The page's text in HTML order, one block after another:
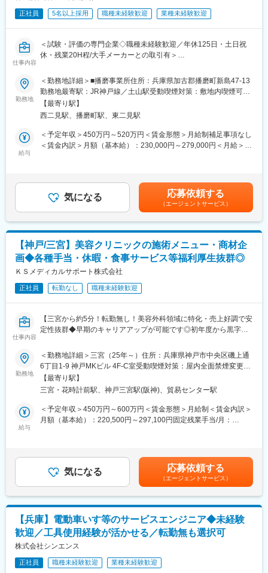
り、化学試験と物性試験（名7名）で担当が分かれています。今回
・社会貢献…発電所、航空機、自動車などでは、部材が破損する
と大きな事故に繋がり、多くの人命が危険に晒されてしまいま
同社の仕事は社会に必要不可欠なものです。
・材料試験の面白み…一口に材料といっても、その特徴や性質は
多岐にわたります。一見同じような材料でも、少し組成が変わっ
たり、介在物を含んだりすることで、全く異なる性質を示しま
力です。
・介在価値…完成品が動くかどうかの検査ではなく、世の中に出
となる前に、自分たちがその製品に携われることは大きな魅力で
あり、最大の面白さです。
正社員 5名以上採用 職種未経験歓迎 業種未経験歓迎
仕事内容
＜試験・評価の専門企業◇職種未経験歓迎／年休125日・土日祝
休・残業20H程/大手メーカーとの取引有＞
■業務内容
試験片加工からあらゆる金属・プラスチックの材料試験を行う同
社にて、材料試験をご担当いただきます。エネルギー・自動車・
航空関係などの試験・評価・調査に関係する一連の業務（顧客が
指定する要件に合わせて試験方法の検討/試験機のセッティング/デ
ータ収集/データ解析/報告書作成など）をご担当いただきます。
・＜疲労試験課(疲労試験関連)＞
高サイクル疲労試験、疲労予き裂導入作業、微小クリープ試験、
EDS分析など。
・＜樹脂・複合材試験課（樹脂試験関連）＞
樹脂・複合材の強度試験、疲労試験など。
■組織構成・教育体制
材料試験部への配属です。約160名の組織となり、試験内容によ
って課が分かれております。どの課への配属となるかは、ご経験
や特性、ご希望を踏まえ決定していきます。また、未経験入社の
方の教育にも力を入れており、2～5年程度かけて独り立ちできる
よう丁寧にサポートします
■魅力
・社会貢献…航空機、自動車などでは、部材が破損すると大きな
事故に繋がり、多くの人命が危険に晒されてしまいます。これら
を未然に防ぎ、また同じ事を繰り返さないためにも、同社の仕事
・材料試験の面白み…一口に材料といっても、その特徴や性質は
多岐にわたります。一見同じような材料でも、少し組成が変わっ
・介在価値…完成品が動くかどうかの検査ではなく、世の中に出
る前段階で、部品や材料について性質や強度をチェックしていた
だくことになります。メーカーから新発売される新商品、街を走
る新車、空を飛ぶ飛行機、皆様が当たり前に使っているものが形
となる前に、自分たちがその製品に携われることは大きな魅力で
あり、最大の面白さです。
勤務地
＜勤務地詳細＞■播磨事業所住所：兵庫県加古郡播磨町新島47-13
勤務地最寄駅：JR神戸線／土山駅受動喫煙対策：敷地内喫煙可能
場所あり
【最寄り駅】
西二見駅、播磨町駅、東二見駅
給与
＜予定年収＞450万円～520万円＜賃金形態＞月給制補足事項なし
＜賃金内訳＞月額（基本給）：230,000円～279,000円＜月給＞
もございます。賃金はあくまでも目安の金額であり、選考を通じ
て上下する可能性があります。月給(月額)は固定手当を含めた表記
です。
気になる 応募依頼する
（エージェントサービス）
【神戸/三宮】美容クリニックの施術メニュー・商材企
画◆各種手当・休暇・食事サービス等福利厚生抜群◎
ＫＳメディカルサポート株式会社
正社員 転勤なし 職種未経験歓迎
仕事内容
【三宮から約5分！転勤無し！美容外科領域に特化・売上好調で安
定性抜群◆早期のキャリアアップが可能です◎初年度から黒字化
■会社概要：
全国で医院開業支援を行っており、「存続できる医院、医療の実
現を経営・戦略・人材からサポート」をミッションとして、医療
機関が抱える課題の解決、支援を行うコンサルティング会社で
す。
・施術メニュー作成(価格設定も含む)
・商材の選定(医療機器、薬剤等)
・医療機器や医薬品メーカー等の業者との打ち合わせ
■充実の福利厚生：
下記、一例
・有給休暇(取得率ほぼ100％)
・住宅手当
・社内健康食サービス(「ナッシュ」が格安で食べられる！)
勤務地
＜勤務地詳細＞三宮（25年～）住所：兵庫県神戸市中央区磯上通
6丁目1-9 神戸MKビル 4F-C室受動喫煙対策：屋内全面禁煙変更の
範囲：無
【最寄り駅】
三宮・花時計前駅、神戸三宮駅(阪神)、貿易センター駅
給与
＜予定年収＞450万円～600万円＜賃金形態＞月給制＜賃金内訳＞
月額（基本給）：220,500円～297,100円固定残業手当/月：
験・スキルを考慮の上、決定します。記載年収額は選考を通じて
上下する可能性があります。■賞与：年2回（7月、12月※業績賞
与）■昇給：随時あり※半年に1度の人事考課以外にも評価された
場合には、昇給・昇格の可能性があります。賃金はあくまでも目
安の金額であり、選考を通じて上下する可能性があります。月給
(月額)は固定手当を含めた表記です。
気になる 応募依頼する
（エージェントサービス）
【兵庫】電動車いす等のサービスエンジニア◆未経験
歓迎／工具使用経験が活かせる／転勤無も選択可
株式会社シンエンス
正社員 職種未経験歓迎 業種未経験歓迎